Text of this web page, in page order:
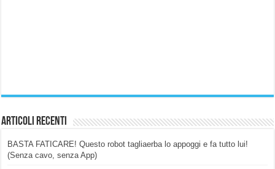
Articoli Recenti
BASTA FATICARE! Questo robot tagliaerba lo appoggi e fa tutto lui!
(Senza cavo, senza App)